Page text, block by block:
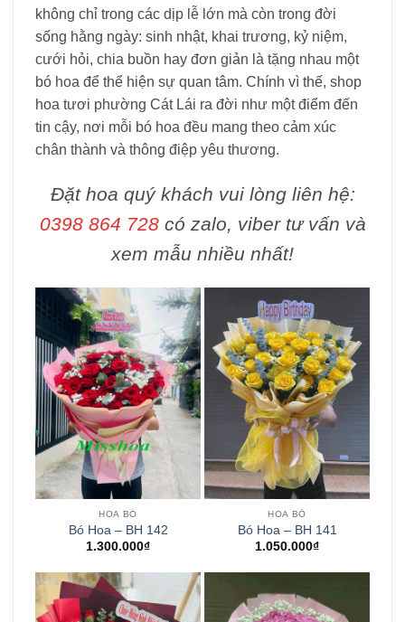
không chỉ trong các dịp lễ lớn mà còn trong đời
sống hằng ngày: sinh nhật, khai trương, kỷ niệm,
cưới hỏi, chia buồn hay đơn giản là tặng nhau một
bó hoa để thể hiện sự quan tâm. Chính vì thế, shop
hoa tươi phường Cát Lái ra đời như một điểm đến
tin cậy, nơi mỗi bó hoa đều mang theo cảm xúc
chân thành và thông điệp yêu thương.
Đặt hoa quý khách vui lòng liên hệ:
0398 864 728có zalo, viber tư vấn và
xem mẫu nhiều nhất!
HOA BÓ
Bó Hoa – BH 142
1.300.000₫
HOA BÓ
Bó Hoa – BH 141
1.050.000₫